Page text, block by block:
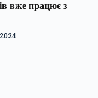
вже працює з